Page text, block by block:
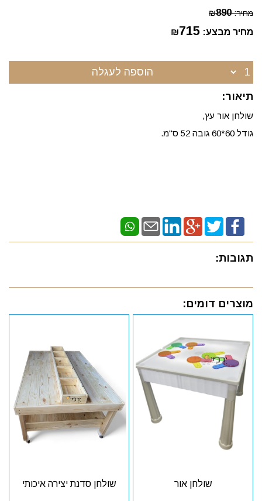
מחיר: ₪890
מחיר מבצע: ₪715
הוספה לעגלה
תיאור:
שולחן אור עץ,
גודל 60*60 גובה 52 ס"מ.
תגובות:
מוצרים דומים:
שולחן אור שולחן סדנת יצירה איכותי